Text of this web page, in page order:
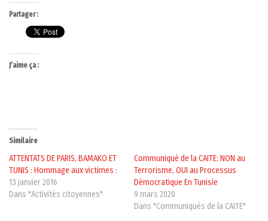
Partager :
J’aime ça :
Similaire
ATTENTATS DE PARIS, BAMAKO ET
TUNIS : Hommage aux victimes :
13 janvier 2016
Dans "Activités citoyennes"
Communiqué de la CAITE: NON au
Terrorisme, OUI au Processus
Démocratique En Tunisie
9 mars 2020
Dans "Communiqués de la CAITE"